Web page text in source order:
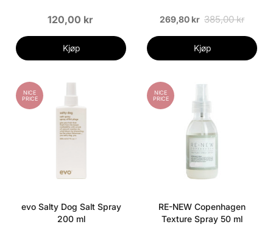
120,00 kr
Kjøp
269,80 kr 385,00 kr
Kjøp
NICE
PRICE
evo Salty Dog Salt Spray
200 ml
NICE
PRICE
RE-NEW Copenhagen
Texture Spray 50 ml